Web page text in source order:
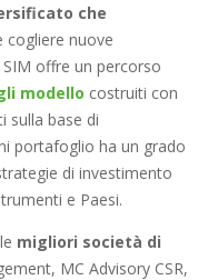
che
cogliere nuove
offre un percorso
modello costruiti con
sulla base di
portafoglio ha un grado
di investimento
e Paesi.
migliori società di
MC Advisory CSR,